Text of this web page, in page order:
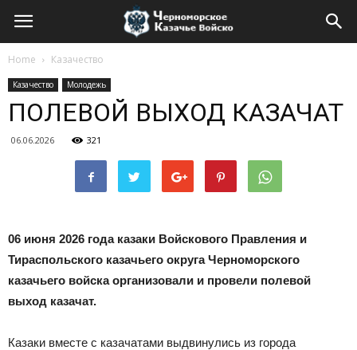
Home Казачество
Казачество Молодежь
ПОЛЕВОЙ ВЫХОД КАЗАЧАТ
06.06.2026 321
06 июня 2026 года казаки Войскового Правления и
Тираспольского казачьего округа Черноморского
казачьего войска организовали и провели полевой
выход казачат.
Казаки вместе с казачатами выдвинулись из города